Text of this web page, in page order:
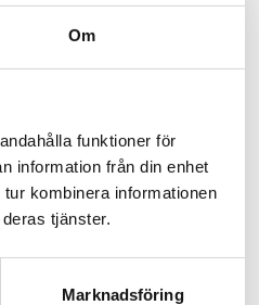
Om
funktioner för
information från din enhet
kombinera informationen
tjänster.
Marknadsföring